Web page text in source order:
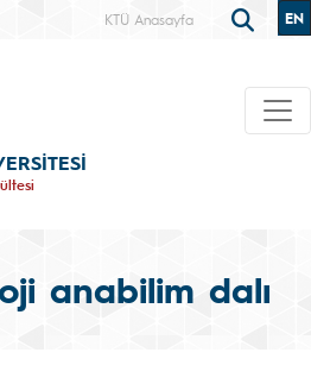
KTÜ Anasayfa EN
anabilim dalı